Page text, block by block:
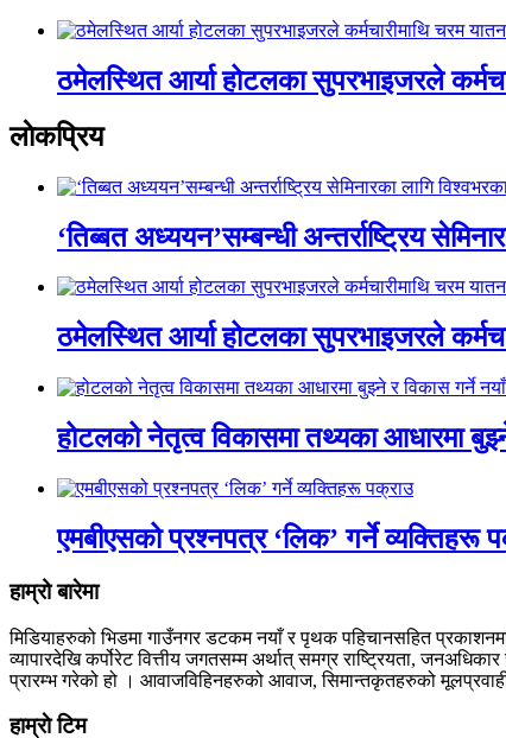
ठमेलस्थित आर्या होटलका सुपरभाइजरले
लाेकप्रिय
‘तिब्बत अध्ययन’सम्बन्धी अन्तर्राष्ट्रिय
ठमेलस्थित आर्या होटलका सुपरभाइजरले
होटलको नेतृत्व विकासमा तथ्यका आधारमा
एमबीएसको प्रश्नपत्र ‘लिक’ गर्ने व्यक्तिहरू
हाम्रो बारेमा
मिडियाहरुको भिडमा गाउँनगर डटकम नयाँ र पृथक पहिचानसहित
व्यापारदेखि कर्पोरेट वित्तीय जगतसम्म अर्थात् समग्र राष्ट्रियता,
प्रारम्भ गरेको हो । आवाजविहिनहरुको आवाज, सिमान्तकृतहरुको
हाम्राे टिम